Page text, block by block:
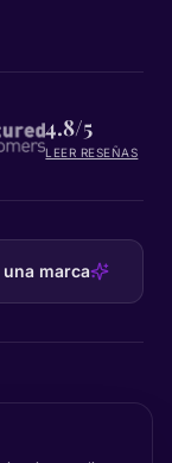
4.8/5
LEER RESEÑAS
marca